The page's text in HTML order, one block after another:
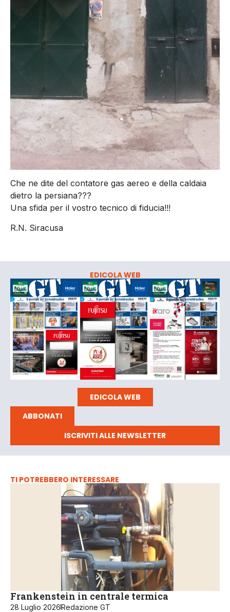
Che ne dite del contatore gas aereo e della caldaia
dietro la persiana???
Una sfida per il vostro tecnico di fiducia!!!
R.N. Siracusa
EDICOLA WEB
EDICOLA WEB
ABBONATI
ISCRIVITI ALLE NEWSLETTER
TI POTREBBERO INTERESSARE
Frankenstein in centrale termica
28 Luglio 2026Redazione GT